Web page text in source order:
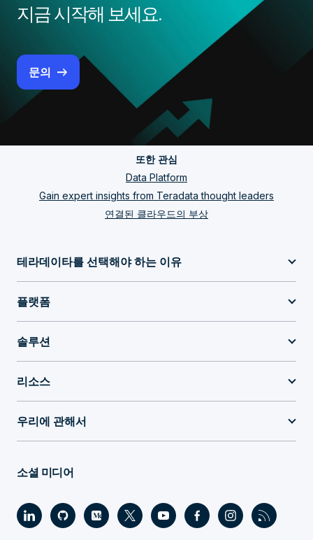
지금 시작해 보세요.
문의
또한 관심
Data Platform
Gain expert insights from Teradata thought leaders
연결된 클라우드의 부상
테라데이타를 선택해야 하는 이유
플랫폼
솔루션
리소스
우리에 관해서
소셜 미디어